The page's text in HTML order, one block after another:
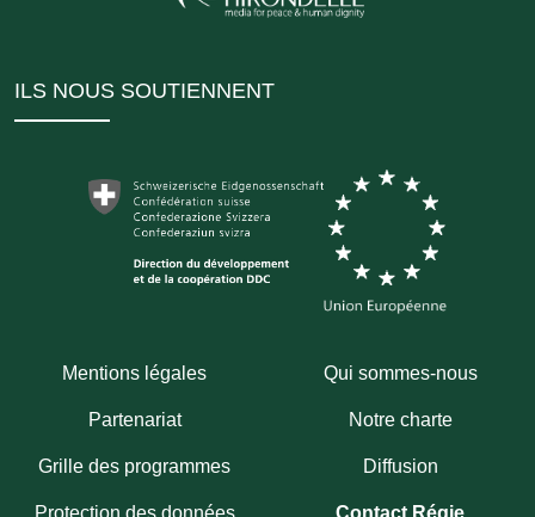
ILS NOUS SOUTIENNENT
Mentions légales Qui sommes-nous
Partenariat Notre charte
Grille des programmes Diffusion
Protection des données Contact Régie